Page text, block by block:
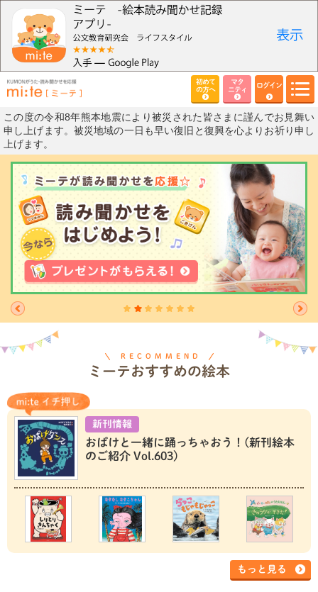
初めて
の方へ
マタ
ニティ
ログイン
この度の令和8年熊本地震により被災された皆さまに謹んでお見舞い
申し上げます。被災地域の一日も早い復旧と復興を心よりお祈り申し
上げます。
RECOMMEND
ミーテおすすめの絵本
新刊情報
おばけと一緒に踊っちゃおう！(新刊絵本
のご紹介 Vol.603)
もっと見る